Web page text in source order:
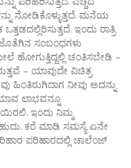
ನೋಡಿಕೊಳ್ಳುತ್ತದೆ. ಮನೆಯ
ಇಂದು ರಾತ್ರಿ
ಸಂಬಂಧಗಳು
ಹೋಗುತ್ತಿದ್ದಲ್ಲಿ ಚಂತಿಸಬೇಡಿ –
– ಯಾವುದೇ ವಿಚಿತ್ರ
ಹಿಂತಿರುಗಿದಾಗ ನೀವು ಅದನ್ನು
ಲಾಭವನ್ನೂ
ಇಂದು ನಿಮ್ಮ
ಕರೆ ಮಾಡಿ ಸಮಸ್ಯೆ ಏನೇ
ಪರಿಹಾರದಲ್ಲಿ ಚಾಲೆಂಜ್